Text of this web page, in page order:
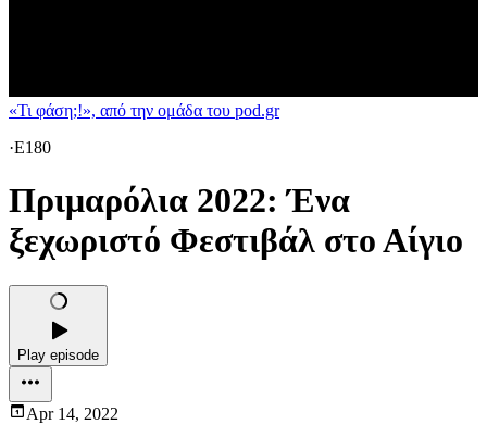
«Τι φάση;!», από την ομάδα του pod.gr
·E180
Πριμαρόλια 2022: Ένα
ξεχωριστό Φεστιβάλ στο Αίγιο
Play episode
Apr 14, 2022